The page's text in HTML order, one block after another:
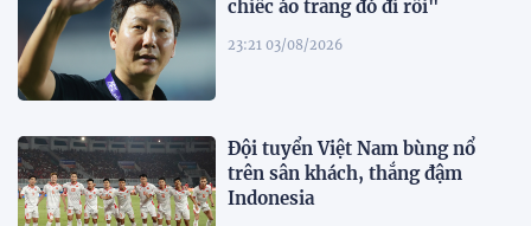
chiếc áo trắng đó đi rồi"
23:21 03/08/2026
Đội tuyển Việt Nam bùng nổ
trên sân khách, thắng đậm
Indonesia